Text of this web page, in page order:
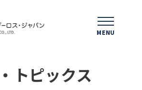
MENU
・トピックス